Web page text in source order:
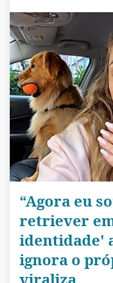
“Agora eu
retriever
identidade'
ignora o
viraliza